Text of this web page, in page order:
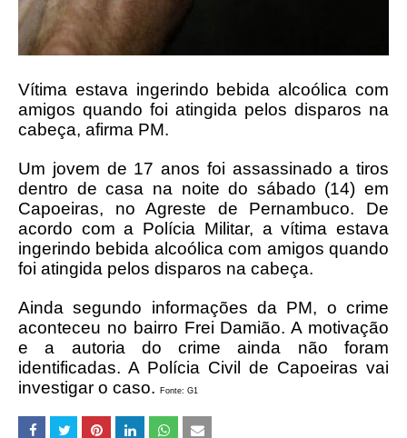
Vítima estava ingerindo bebida alcoólica com
amigos quando foi atingida pelos disparos na
cabeça, afirma PM.
Um jovem de 17 anos foi assassinado a tiros
dentro de casa na noite do sábado (14) em
Capoeiras, no Agreste de Pernambuco. De
acordo com a Polícia Militar, a vítima estava
ingerindo bebida alcoólica com amigos quando
foi atingida pelos disparos na cabeça.
Ainda segundo informações da PM, o crime
aconteceu no bairro Frei Damião. A motivação
e a autoria do crime ainda não foram
identificadas. A Polícia Civil de Capoeiras vai
investigar o caso.
Fonte: G1